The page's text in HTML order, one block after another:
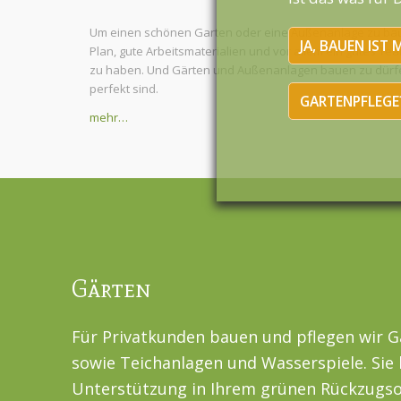
Um einen schönen Garten oder eine Außenanlage zu
Plan, gute Arbeitsmaterialien und vor allem ein gutes
zu haben. Und Gärten und Außenanlagen bauen zu
perfekt sind.
mehr…
Gärten
Für Privatkunden bauen und pflegen wir
sowie Teichanlagen und Wasserspiele.
Unterstützung in Ihrem grünen
JA, BAUEN IST